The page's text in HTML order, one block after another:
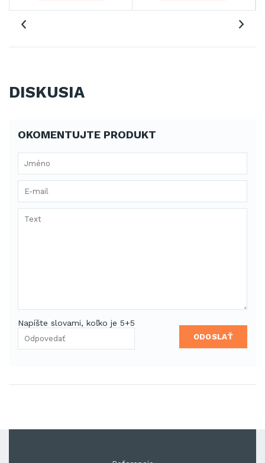
DISKUSIA
OKOMENTUJTE PRODUKT
Napíšte slovami, koľko je 5+5
ODOSLAŤ